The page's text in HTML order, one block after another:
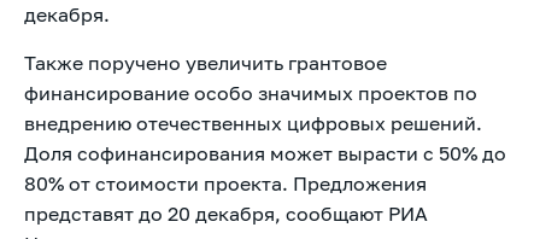
декабря.
Также поручено увеличить грантовое
финансирование особо значимых проектов по
внедрению отечественных цифровых решений.
Доля софинансирования может вырасти с 50% до
80% от стоимости проекта. Предложения
представят до 20 декабря, сообщают РИА